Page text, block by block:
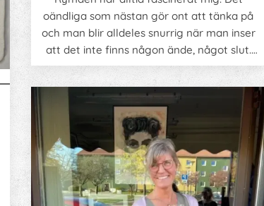
oändliga som nästan gör ont att tänka på
och man blir alldeles snurrig när man inser
att det inte finns någon ände, något slut.
Spännande tycker jag. Här har jag gjort två
försök att få till djup, ljus och skuggor och
det var hur kul som helst!